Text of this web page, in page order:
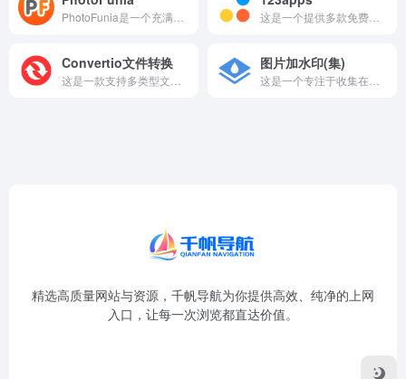
Convertio文件转换 图片加水印(集)
精选高质量网站与资源，千帆导航为你提供高效、纯净的上网
入口，让每一次浏览都直达价值。